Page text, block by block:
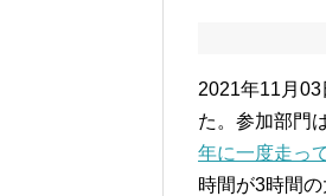
2021年11月
た。参加部門
年に一度走っ
時間が3時間の